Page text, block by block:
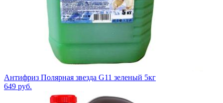
Антифриз Полярная звезда G11 зеленый 5кг
649 руб.